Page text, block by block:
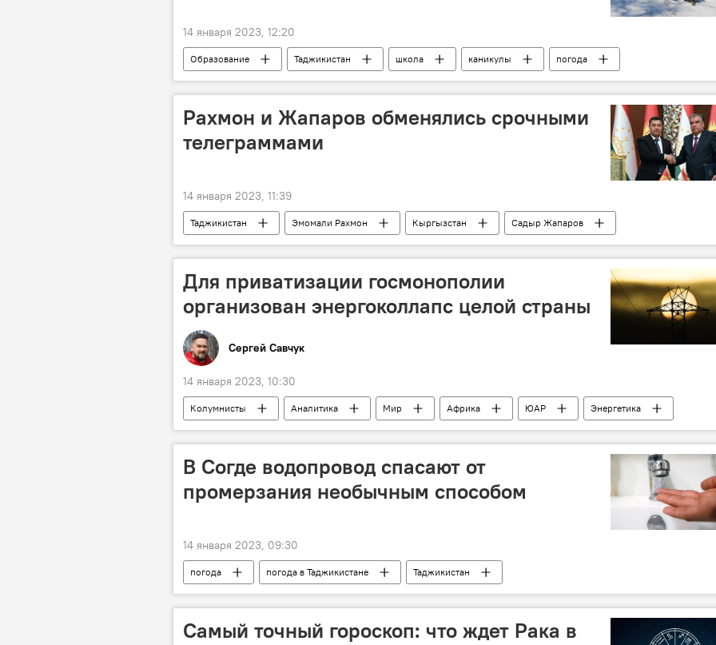
14 января 2023, 12:20
Образование Таджикистан школа каникулы
погода
погода в Таджикистане
морозы
Рахмон и Жапаров обменялись срочными
телеграммами
14 января 2023, 11:39
Таджикистан Эмомали Рахмон Кыргызстан
Садыр Жапаров
дипломатия
поздравление
Для приватизации госмонополии
организован энергоколлапс целой страны
Сергей Савчук
14 января 2023, 10:30
Колумнисты Аналитика Мир Африка ЮАР
Энергетика
кризис
В Согде водопровод спасают от
промерзания необычным способом
14 января 2023, 09:30
погода погода в Таджикистане
Таджикистан
Новости Худжанда и Согдийской области
Общество морозы
Самый точный гороскоп: что ждет Рака в